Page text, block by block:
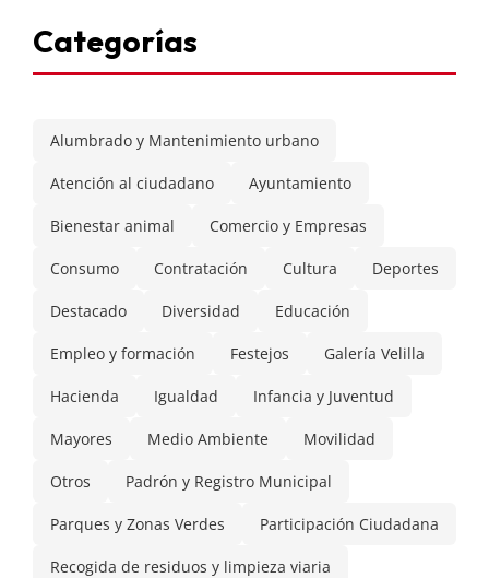
Categorías
Alumbrado y Mantenimiento urbano
Atención al ciudadano Ayuntamiento
Bienestar animal Comercio y Empresas
Consumo Contratación Cultura Deportes
Destacado Diversidad Educación
Empleo y formación Festejos Galería Velilla
Hacienda Igualdad Infancia y Juventud
Mayores Medio Ambiente Movilidad
Otros Padrón y Registro Municipal
Parques y Zonas Verdes Participación Ciudadana
Recogida de residuos y limpieza viaria